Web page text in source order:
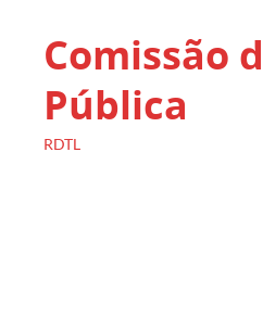
Comissão
Pública
RDTL